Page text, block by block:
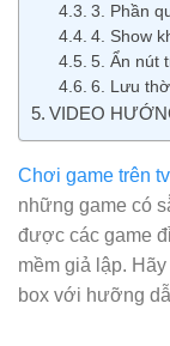
3. Phần
4. Show
5. Ẩn nút
6. Lưu
VIDEO
Chơi game trên
những game có
được các game
mềm giả lập.
box với hưỡng